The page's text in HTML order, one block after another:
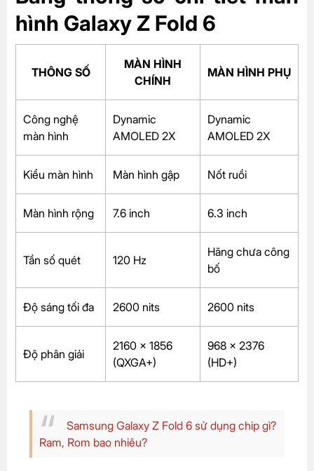
hình Galaxy Z Fold 6
THÔNG SỐ
MÀN HÌNH
CHÍNH
MÀN HÌNH PHỤ
Công nghệ
màn hình
Dynamic
AMOLED 2X
Dynamic
AMOLED 2X
Kiểu màn hình Màn hình gập Nốt ruồi
Màn hình rộng 7.6 inch 6.3 inch
Tần số quét 120 Hz
Hãng chưa công
bố
Độ sáng tối đa 2600 nits 2600 nits
Độ phân giải
2160 x 1856
(QXGA+)
968 x 2376
(HD+)
Samsung Galaxy Z Fold 6 sử dụng chip gì?
Ram, Rom bao nhiêu?